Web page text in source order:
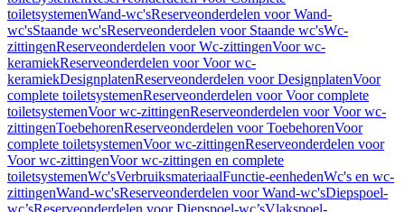
toiletsystemenWand-wc'sReserveonderdelen voor Wand-
wc'sStaande wc'sReserveonderdelen voor Staande wc'sWc-
zittingenReserveonderdelen voor Wc-zittingenVoor wc-
keramiekReserveonderdelen voor Voor wc-
keramiekDesignplatenReserveonderdelen voor DesignplatenVoor
complete toiletsystemenReserveonderdelen voor Voor complete
toiletsystemenVoor wc-zittingenReserveonderdelen voor Voor wc-
zittingenToebehorenReserveonderdelen voor ToebehorenVoor
complete toiletsystemenVoor wc-zittingenReserveonderdelen voor
Voor wc-zittingenVoor wc-zittingen en complete
toiletsystemenWc'sVerbruiksmateriaalFunctie-eenhedenWc's en wc-
zittingenWand-wc'sReserveonderdelen voor Wand-wc'sDiepspoel-
wc’sReserveonderdelen voor Diepspoel-wc’sVlakspoel-